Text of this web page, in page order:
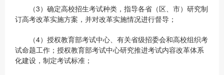
（3）确定高校招生考试种类，指导各省（区、市）研究制
订高考改革实施方案，并对改革实施情况进行督导；
（4）授权教育部考试中心、有关省级招委会和高校组织考
试命题工作；授权教育部考试中心研究推进考试内容改革体系
化建设，制定考试标准；